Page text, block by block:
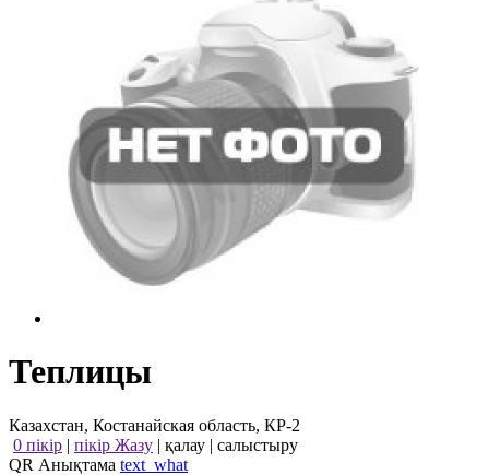
Теплицы
Казахстан, Костанайская область, КР-2
0 пікір | пікір Жазу | қалау | салыстыру
QR Анықтама text_what